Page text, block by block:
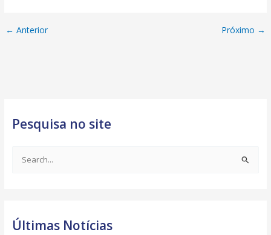
← Anterior Próximo →
Pesquisa no site
cÚltimas Notícias